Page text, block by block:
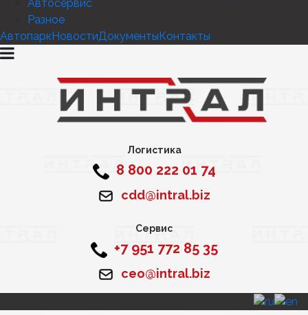
Автосервис
Разное
АвтопаркНовостиДокументыКонтакты
Логистика
8 800 222 01 74
cdd@intral.biz
Сервис
+7 951 772 85 35
ceo@intral.biz